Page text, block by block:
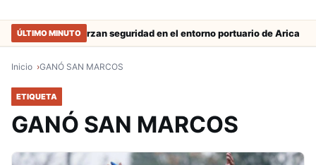
ÚLTIMO MINUTORefuerzan seguridad en el entorno portuario de Arica
Inicio GANÓ SAN MARCOS
ETIQUETA
GANÓ SAN MARCOS